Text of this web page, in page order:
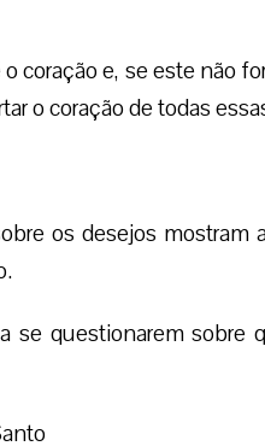
coração e, se este não
o coração de todas
os desejos mostram
se questionarem sobre